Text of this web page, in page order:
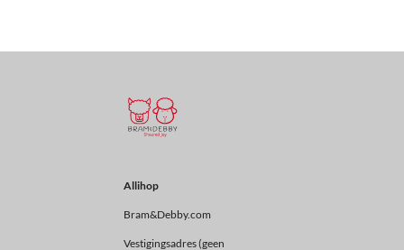
Allihop
Bram&Debby.com
Vestigingsadres (geen